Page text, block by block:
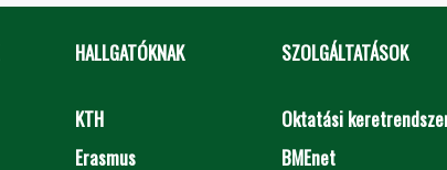
HALLGATÓKNAK
KTH
Erasmus
SZOLGÁLTATÁSOK
Oktatási
BMEnet